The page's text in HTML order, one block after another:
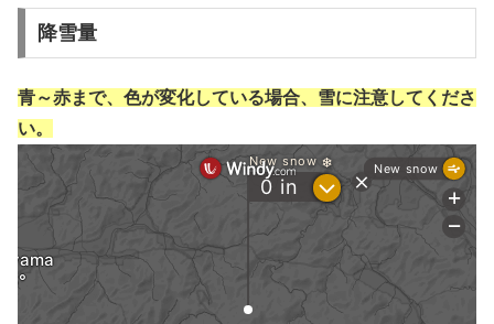
降雪量
青～赤まで、色が変化している場合、雪に注意してくださ
い。